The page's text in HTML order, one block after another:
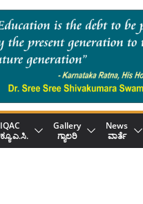
IQAC
Gallery
ಗ್ಯಾಲರಿ
News
ವಾರ್ತೆ